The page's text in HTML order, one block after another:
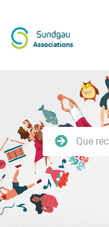
Rechercher
sur
le
site